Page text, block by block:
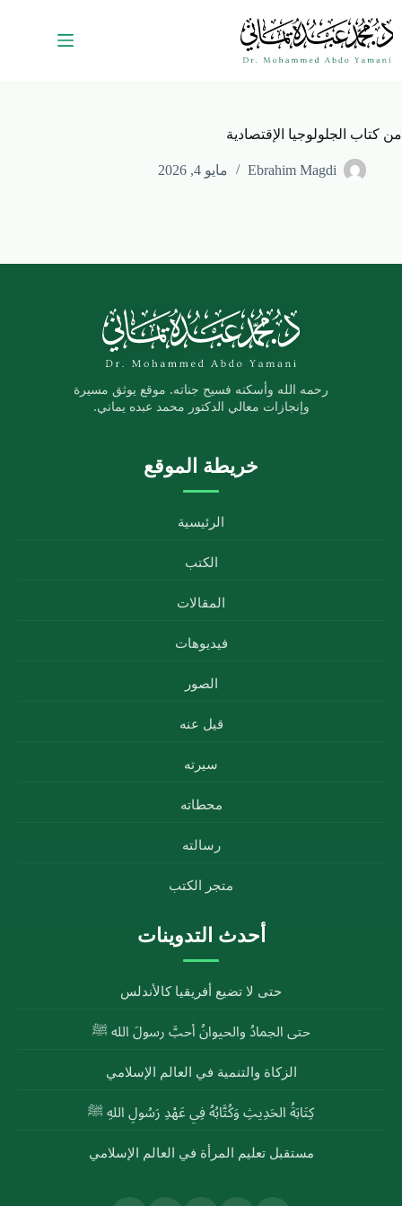
من كتاب الجلولوجيا الإقتصادية
Ebrahim Magdi مايو 4, 2026
رحمه الله وأسكنه فسيح جناته. موقع يوثق مسيرة
وإنجازات معالي الدكتور محمد عبده يماني.
خريطة الموقع
الرئيسية
الكتب
المقالات
فيديوهات
الصور
قيل عنه
سيرته
محطاته
رسالته
متجر الكتب
أحدث التدوينات
حتى لا تضيع أفريقيا كالأندلس
حتى الجمادُ والحيوانُ أحبَّ رسولَ الله ﷺ
الزكاة والتنمية في العالم الإسلامي
كِتَابَةُ الحَدِيثِ وَكُتَّابُهُ فِي عَهْدِ رَسُولِ اللهِ ﷺ
مستقبل تعليم المرأة في العالم الإسلامي